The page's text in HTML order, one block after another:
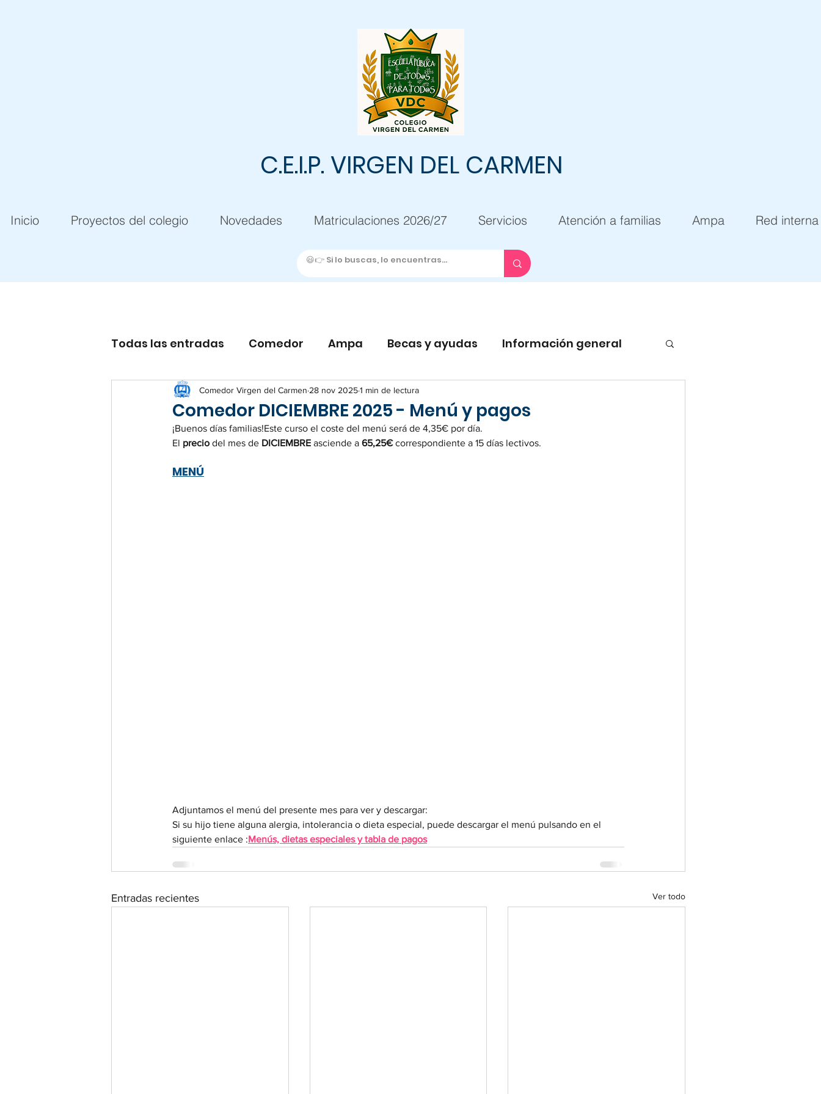
C.E.I.P. VIRGEN DEL CARMEN
Inicio Proyectos del colegio Novedades Matriculaciones 2026/27 Servicios Atención a familias Ampa Red interna
Todas las entradas Comedor Ampa Becas y ayudas Información general
Comedor DICIEMBRE 2025 - Menú y pagos
Comedor Virgen del Carmen 28 nov 20251 min de lectura
¡Buenos días familias!Este curso el coste del menú será de 4,35€ por día.
El precio del mes de DICIEMBRE asciende a 65,25€ correspondiente a 15 días lectivos.
MENÚ
Adjuntamos el menú del presente mes para ver y descargar:
Si su hijo tiene alguna alergia, intolerancia o dieta especial, puede descargar el menú pulsando en el
siguiente enlace :Menús, dietas especiales y tabla de pagos
Entradas recientes Ver todo